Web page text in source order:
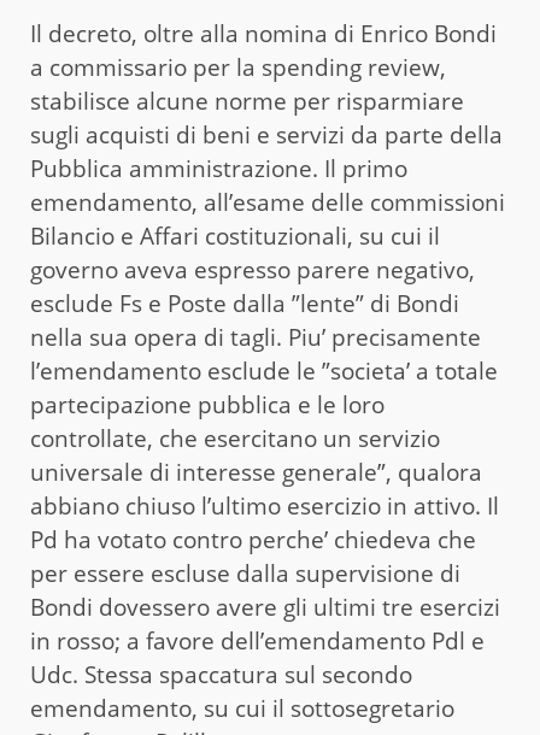
Il decreto, oltre alla nomina di Enrico Bondi
a commissario per la spending review,
stabilisce alcune norme per risparmiare
sugli acquisti di beni e servizi da parte della
Pubblica amministrazione. Il primo
emendamento, all’esame delle commissioni
Bilancio e Affari costituzionali, su cui il
governo aveva espresso parere negativo,
esclude Fs e Poste dalla ”lente” di Bondi
nella sua opera di tagli. Piu’ precisamente
l’emendamento esclude le ”societa’ a totale
partecipazione pubblica e le loro
controllate, che esercitano un servizio
universale di interesse generale”, qualora
abbiano chiuso l’ultimo esercizio in attivo. Il
Pd ha votato contro perche’ chiedeva che
per essere escluse dalla supervisione di
Bondi dovessero avere gli ultimi tre esercizi
in rosso; a favore dell’emendamento Pdl e
Udc. Stessa spaccatura sul secondo
emendamento, su cui il sottosegretario